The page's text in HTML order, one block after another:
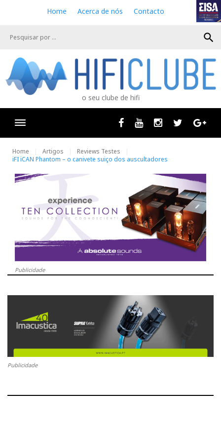
e
Home Acerca de nós Contacto
search
o seu clube de hifi
Facebook
Youtube InstagramTwitter
Home Artigos
Reviews Testes
iFI iCAN Phantom – o canivete suiço dos auscultadores
Publicidade
Publicidade